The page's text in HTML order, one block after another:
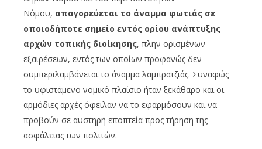
Νόμου, απαγορεύεται το άναμμα φωτιάς σε
οποιοδήποτε σημείο εντός ορίου ανάπτυξης
αρχών τοπικής διοίκησης, πλην ορισμένων
εξαιρέσεων, εντός των οποίων προφανώς δεν
συμπεριλαμβάνεται το άναμμα λαμπρατζιάς. Συναφώς
το υφιστάμενο νομικό πλαίσιο ήταν ξεκάθαρο και οι
αρμόδιες αρχές όφειλαν να το εφαρμόσουν και να
προβούν σε αυστηρή εποπτεία προς τήρηση της
ασφάλειας των πολιτών.